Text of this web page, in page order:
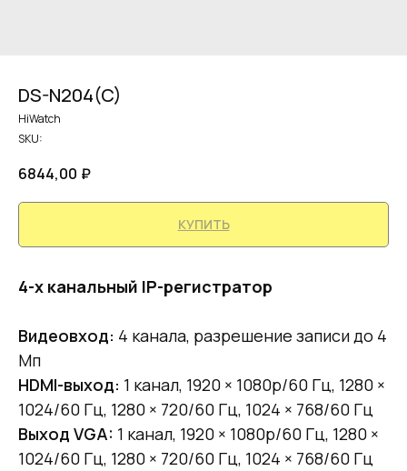
DS-N204(C)
HiWatch
SKU:
6844,00 ₽
КУПИТЬ
4-х канальный IP-регистратор
Видеовход: 4 канала, разрешение записи до 4
Mп
HDMI-выход: 1 канал, 1920 × 1080p/60 Гц, 1280 ×
1024/60 Гц, 1280 × 720/60 Гц, 1024 × 768/60 Гц
Выход VGA: 1 канал, 1920 × 1080p/60 Гц, 1280 ×
1024/60 Гц, 1280 × 720/60 Гц, 1024 × 768/60 Гц